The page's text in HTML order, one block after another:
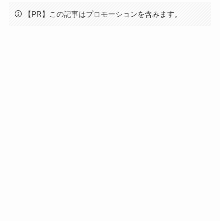
【PR】この記事はプロモーションを含みます。